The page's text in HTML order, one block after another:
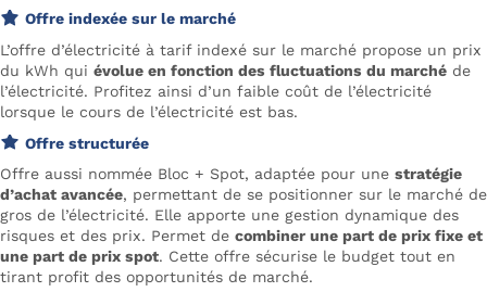
Offre indexée sur le marché
L’offre d’électricité à tarif indexé sur le marché propose un prix
du kWh qui évolue en fonction des fluctuations du marché de
l’électricité. Profitez ainsi d’un faible coût de l’électricité
lorsque le cours de l’électricité est bas.
Offre structurée
Offre aussi nommée Bloc + Spot, adaptée pour une stratégie
d’achat avancée, permettant de se positionner sur le marché de
gros de l’électricité. Elle apporte une gestion dynamique des
risques et des prix. Permet de combiner une part de prix fixe et
une part de prix spot. Cette offre sécurise le budget tout en
tirant profit des opportunités de marché.